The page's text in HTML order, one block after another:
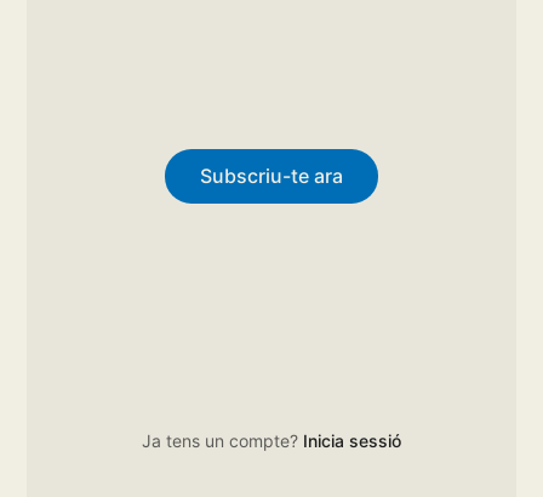
Subscriu-te ara
Ja tens un compte? Inicia sessió